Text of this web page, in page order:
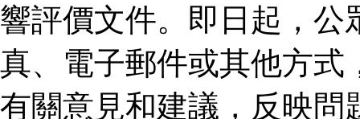
響評價文件。即日起，公
真、電子郵件或其他方式
有關意見和建議，反映問